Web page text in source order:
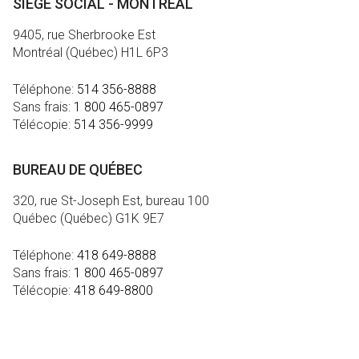
SIÈGE SOCIAL - MONTRÉAL
9405, rue Sherbrooke Est
Montréal (Québec) H1L 6P3
Téléphone: 514 356-8888
Sans frais: 1 800 465-0897
Télécopie: 514 356-9999
BUREAU DE QUÉBEC
320, rue St-Joseph Est, bureau 100
Québec (Québec) G1K 9E7
Téléphone: 418 649-8888
Sans frais: 1 800 465-0897
Télécopie: 418 649-8800